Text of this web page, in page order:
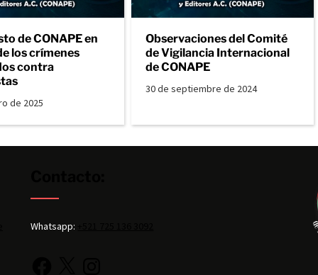
de CONAPE en
los crímenes
contra
de 2025
Observaciones del Comité
de Vigilancia Internacional
de CONAPE
30 de septiembre de 2024
Whatsapp: